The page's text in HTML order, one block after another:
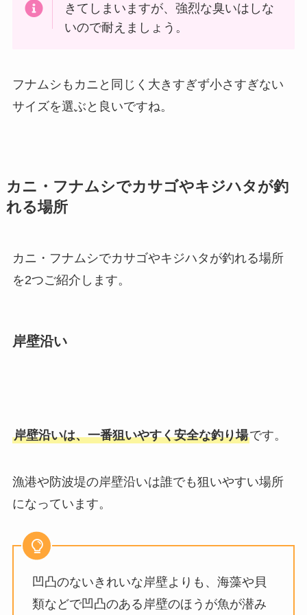
きてしまいますが、強烈な臭いはしな
いので耐えましょう。
フナムシもカニと同じく大きすぎず小さすぎない
サイズを選ぶと良いですね。
カニ・フナムシでカサゴやキジハタが釣
れる場所
カニ・フナムシでカサゴやキジハタが釣れる場所
を2つご紹介します。
岸壁沿い
岸壁沿いは、一番狙いやすく安全な釣り場です。
漁港や防波堤の岸壁沿いは誰でも狙いやすい場所
になっています。
凹凸のないきれいな岸壁よりも、海藻や貝
類などで凹凸のある岸壁のほうが魚が潜み